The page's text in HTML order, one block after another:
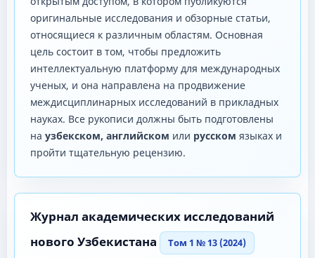
оригинальные исследования и обзорные статьи,
относящиеся к различным областям. Основная
цель состоит в том, чтобы предложить
интеллектуальную платформу для международных
ученых, и она направлена ​​на продвижение
междисциплинарных исследований в прикладных
науках. Все рукописи должны быть подготовлены
на узбекском, английском или русском языках и
пройти тщательную рецензию.
Журнал академических исследований
нового Узбекистана
Том 1 № 13 (2024)